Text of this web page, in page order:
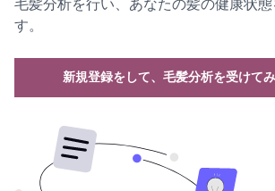
毛髪分析を行い、あなたの髪の健康状
す。
新規登録をして、毛髪分析を受けて